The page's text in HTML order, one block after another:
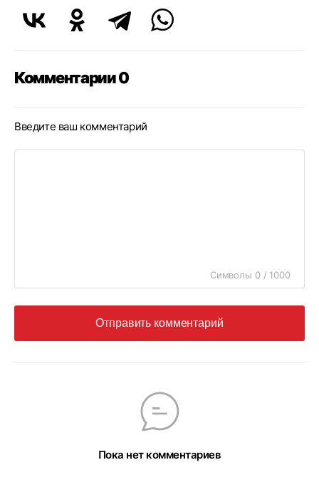
Комментарии 0
Введите ваш комментарий
Символы 0 / 1000
Отправить комментарий
Пока нет комментариев